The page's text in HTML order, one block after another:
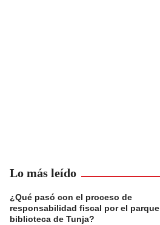
Lo más leído
¿Qué pasó con el proceso de
responsabilidad fiscal por el parque
biblioteca de Tunja?